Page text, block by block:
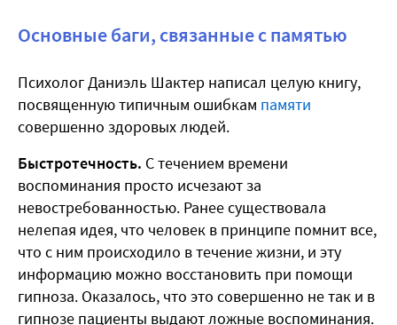
Основные баги, связанные с памятью
Психолог Даниэль Шактер написал целую книгу,
посвященную типичным ошибкам памяти
совершенно здоровых людей.
Быстротечность. С течением времени
воспоминания просто исчезают за
невостребованностью. Ранее существовала
нелепая идея, что человек в принципе помнит все,
что с ним происходило в течение жизни, и эту
информацию можно восстановить при помощи
гипноза. Оказалось, что это совершенно не так и в
гипнозе пациенты выдают ложные воспоминания.